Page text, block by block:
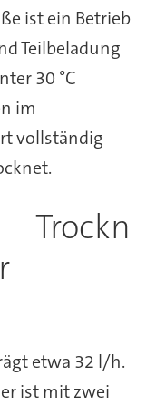
ist ein Betrieb
Teilbeladung
30 °C
im
vollständig
Trockn
etwa 32 l/h.
ist mit zwei